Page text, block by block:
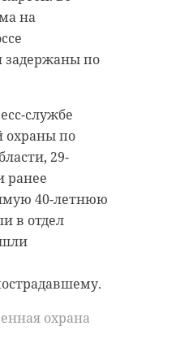
на
задержаны по
службе
охраны по
29-
ранее
40-летнюю
в отдел
охрана
Луной. По
явление также
и
крупную
фото.
над
очень не
мешала
на